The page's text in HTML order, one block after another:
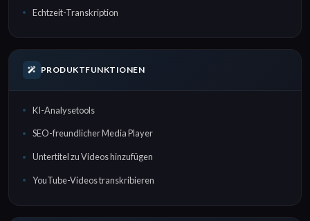
Echtzeit-Transkription
PRODUKTFUNKTIONEN
KI-Analysetools
SEO-freundlicher Media Player
Untertitel zu Videos hinzufügen
YouTube-Videos transkribieren